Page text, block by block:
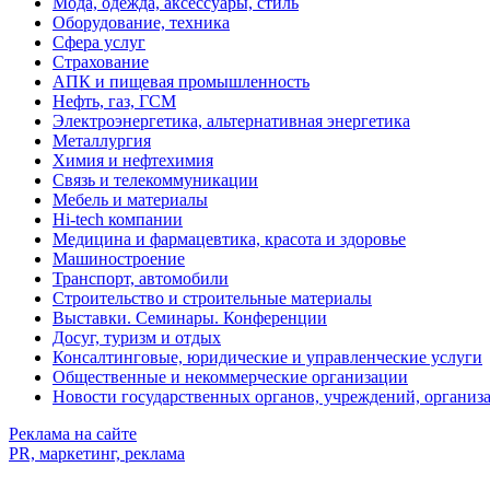
Оборудование, техника
Сфера услуг
Страхование
АПК и пищевая промышленность
Нефть, газ, ГСМ
Электроэнергетика, альтернативная энергетика
Металлургия
Химия и нефтехимия
Связь и телекоммуникации
Мебель и материалы
Hi-tech компании
Медицина и фармацевтика, красота и здоровье
Машиностроение
Транспорт, автомобили
Строительство и строительные материалы
Выставки. Семинары. Конференции
Досуг, туризм и отдых
Консалтинговые, юридические и управленческие услуги
Общественные и некоммерческие организации
Новости государственных органов, учреждений,
Реклама на сайте
PR, маркетинг, реклама